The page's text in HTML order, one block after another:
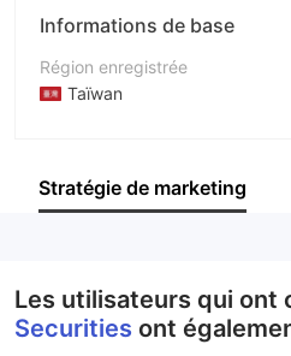
Informations de base
Région enregistrée
Taïwan
Société
Stratégie de marketing
Les utilisateurs qui ont
Securities ont